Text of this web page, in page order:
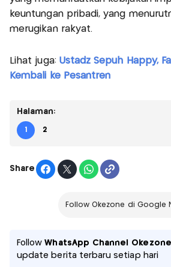
keuntungan pribadi, yang
merugikan rakyat.
Lihat juga: Ustadz Sepuh Happy,
Kembali ke Pesantren
Halaman:
1 2
Share
Follow Okezone di Google
FollowWhatsApp Channel Okezone
update berita terbaru setiap hari